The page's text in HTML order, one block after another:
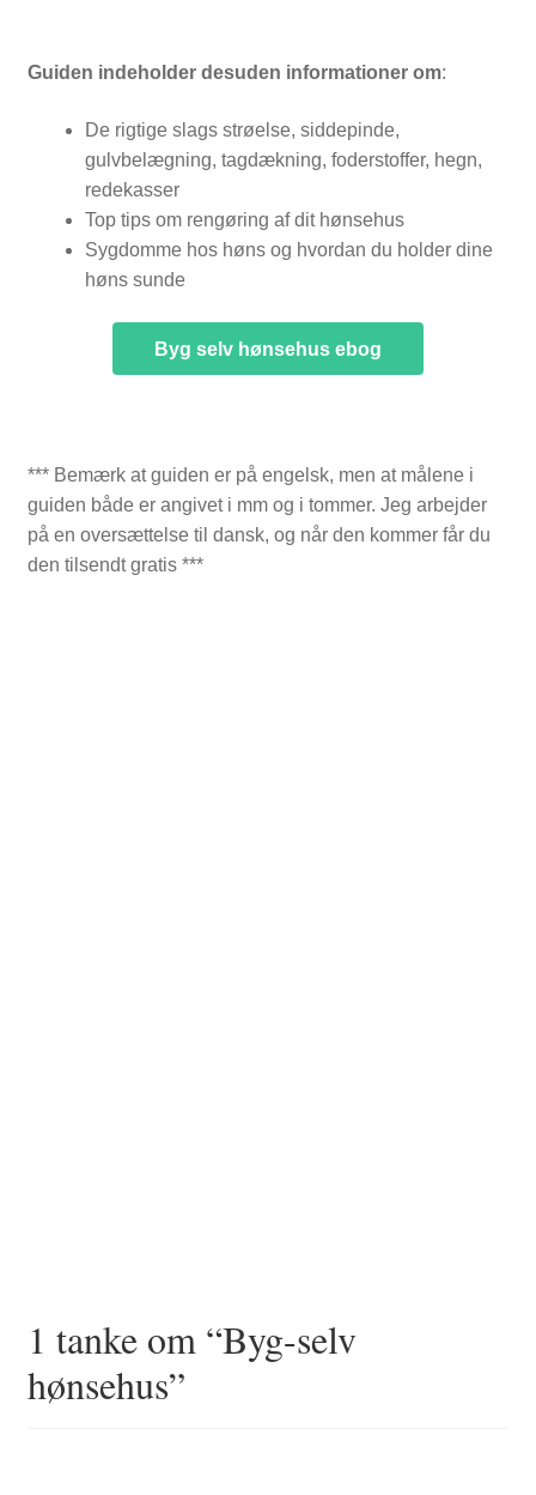
Guiden indeholder desuden informationer om:
De rigtige slags strøelse, siddepinde,
gulvbelægning, tagdækning, foderstoffer, hegn,
redekasser
Top tips om rengøring af dit hønsehus
Sygdomme hos høns og hvordan du holder dine
høns sunde
Byg selv hønsehus ebog
*** Bemærk at guiden er på engelsk, men at målene i
guiden både er angivet i mm og i tommer. Jeg arbejder
på en oversættelse til dansk, og når den kommer får du
den tilsendt gratis ***
1 tanke om “Byg-selv
hønsehus”